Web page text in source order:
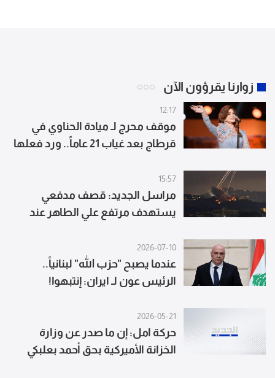
زوارنا يقرؤون الآن
12:17
موقف محرج لـ ميادة الحناوي في
قرطاج بعد غياب 21 عاماً.. ورد فعلها
15:57
مراسل الجديد: قصف مدفعي
يستهدف مرتفع علي الطاهر عند
2026-07-10
عندما يصبح "حزب الله" لبنانياً..
الرئيس عون لـ ايران: إنتبهوا!
2026-05-21
حركة امل: إن ما صدر عن وزارة
الخزانة الأميركية بحق أحمد بعلبكي